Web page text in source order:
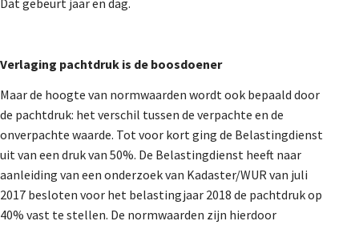
Dat gebeurt jaar en dag.
Verlaging pachtdruk is de boosdoener
Maar de hoogte van normwaarden wordt ook bepaald door
de pachtdruk: het verschil tussen de verpachte en de
onverpachte waarde. Tot voor kort ging de Belastingdienst
uit van een druk van 50%. De Belastingdienst heeft naar
aanleiding van een onderzoek van Kadaster/WUR van juli
2017 besloten voor het belastingjaar 2018 de pachtdruk op
40% vast te stellen. De normwaarden zijn hierdoor